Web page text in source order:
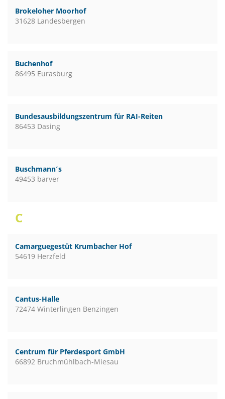
Brokeloher Moorhof
31628 Landesbergen
Buchenhof
86495 Eurasburg
Bundesausbildungszentrum für RAI-Reiten
86453 Dasing
Buschmann´s
49453 barver
C
Camarguegestüt Krumbacher Hof
54619 Herzfeld
Cantus-Halle
72474 Winterlingen Benzingen
Centrum für Pferdesport GmbH
66892 Bruchmühlbach-Miesau